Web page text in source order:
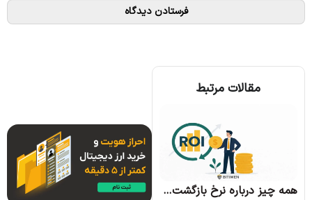
مقالات مرتبط
همه چیز درباره نرخ بازگشت سرمایه و نحوه محاسبه آن